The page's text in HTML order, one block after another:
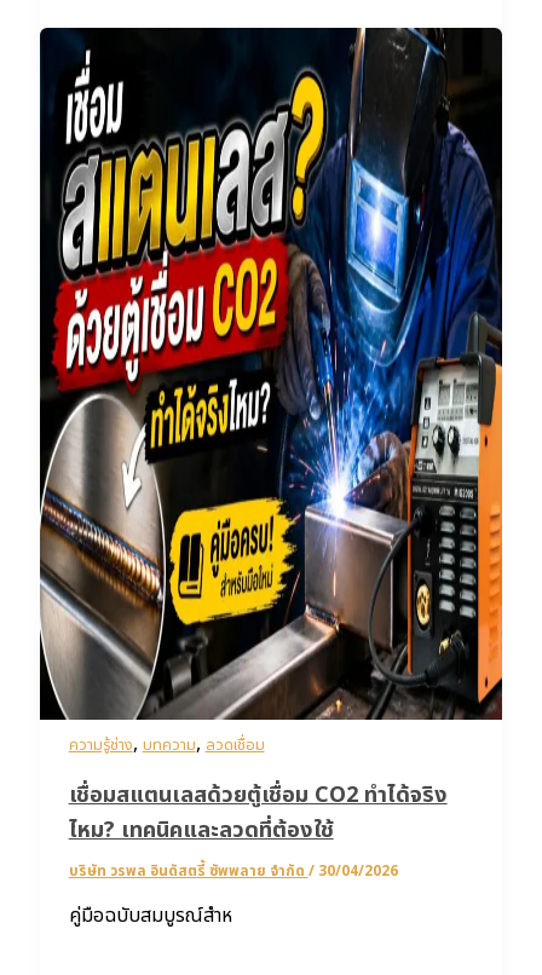
ความรู้ช่าง, บทความ, ลวดเชื่อม
เชื่อมสแตนเลสด้วยตู้เชื่อม CO2 ทำได้จริง
ไหม? เทคนิคและลวดที่ต้องใช้
บริษัท วรพล อินดัสตรี้ ซัพพลาย จำกัด / 30/04/2026
คู่มือฉบับสมบูรณ์สำห